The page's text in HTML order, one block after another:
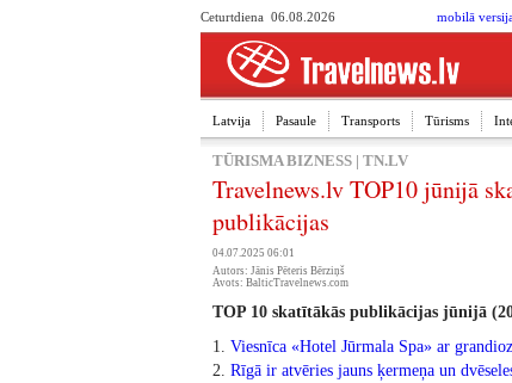
Ceturtdiena 06.08.2026 mobilā
Latvija Pasaule Transports Tūrisms
TŪRISMA BIZNESS | TN.LV
Travelnews.lv TOP10 jūnijā
publikācijas
04.07.2025 06:01
Autors: Jānis Pēteris Bērziņš
Avots: BalticTravelnews.com
TOP 10 skatītākās publikācijas jūnijā
1. Viesnīca «Hotel Jūrmala Spa» ar
2. Rīgā ir atvēries jauns ķermeņa un